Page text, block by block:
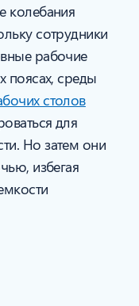
колебания
сотрудники
рабочие
поясах, среды
столов
для
Но затем они
избегая